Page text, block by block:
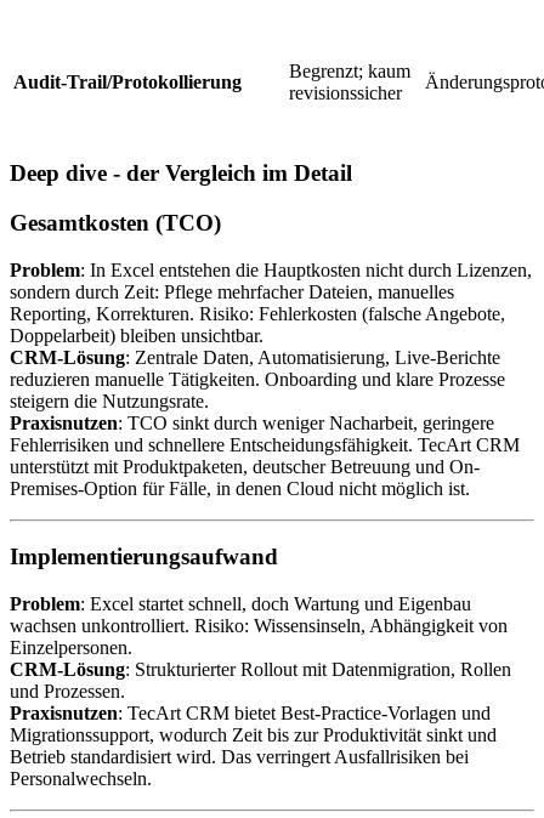
Audit-Trail/Protokollierung
Begrenzt; kaum
revisionssicher
Deep dive - der Vergleich im Detail
Gesamtkosten (TCO)
Problem: In Excel entstehen die Hauptkosten nicht durch Lizenzen,
sondern durch Zeit: Pflege mehrfacher Dateien, manuelles
Reporting, Korrekturen. Risiko: Fehlerkosten (falsche Angebote,
Doppelarbeit) bleiben unsichtbar.
CRM-Lösung: Zentrale Daten, Automatisierung, Live-Berichte
reduzieren manuelle Tätigkeiten. Onboarding und klare Prozesse
steigern die Nutzungsrate.
Praxisnutzen: TCO sinkt durch weniger Nacharbeit, geringere
Fehlerrisiken und schnellere Entscheidungsfähigkeit. TecArt CRM
unterstützt mit Produktpaketen, deutscher Betreuung und On-
Premises-Option für Fälle, in denen Cloud nicht möglich ist.
Implementierungsaufwand
Problem: Excel startet schnell, doch Wartung und Eigenbau
wachsen unkontrolliert. Risiko: Wissensinseln, Abhängigkeit von
Einzelpersonen.
CRM-Lösung: Strukturierter Rollout mit Datenmigration, Rollen
und Prozessen.
Praxisnutzen: TecArt CRM bietet Best-Practice-Vorlagen und
Migrationssupport, wodurch Zeit bis zur Produktivität sinkt und
Betrieb standardisiert wird. Das verringert Ausfallrisiken bei
Personalwechseln.